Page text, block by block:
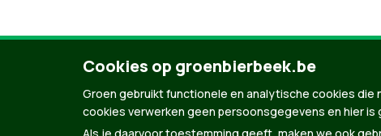
Cookies op groenbierbeek.be
Groen gebruikt functionele en analytische cookies
cookies verwerken geen persoonsgegevens en hier